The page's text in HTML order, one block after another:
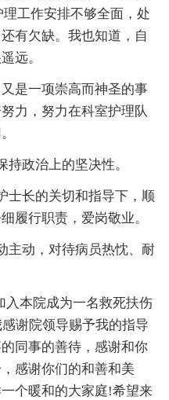
工作安排不够全面，处
有欠缺。我也知道，自
远。
是一项崇高而神圣的事
力，努力在科室护理队
政治上的坚决性。
长的关切和指导下，顺
履行职责，爱岗敬业。
动，对待病员热忱、耐
本院成为一名救死扶伤
谢院领导赐予我的指导
同事的善待，感谢和你
感谢你们的和善和美
个暖和的大家庭!希望来